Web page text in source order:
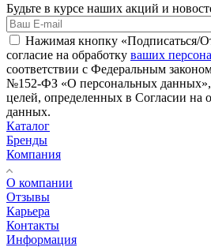
Будьте в курсе наших акций и
Нажимая кнопку «Подписаться/
согласие на обработку ваших
соответствии с Федеральным
№152-ФЗ «О персональных данных»,
целей, определенных в Согласии на
данных.
Каталог
Бренды
Компания
О компании
Отзывы
Карьера
Контакты
Информация